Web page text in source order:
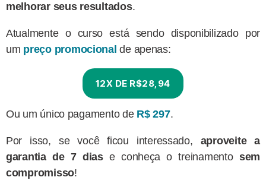
melhorar seus resultados.
Atualmente o curso está sendo disponibilizado por
um preço promocional de apenas:
12X DE R$28,94
Ou um único pagamento de R$ 297.
Por isso, se você ficou interessado, aproveite a
garantia de 7 diase conheça o treinamento sem
compromisso!